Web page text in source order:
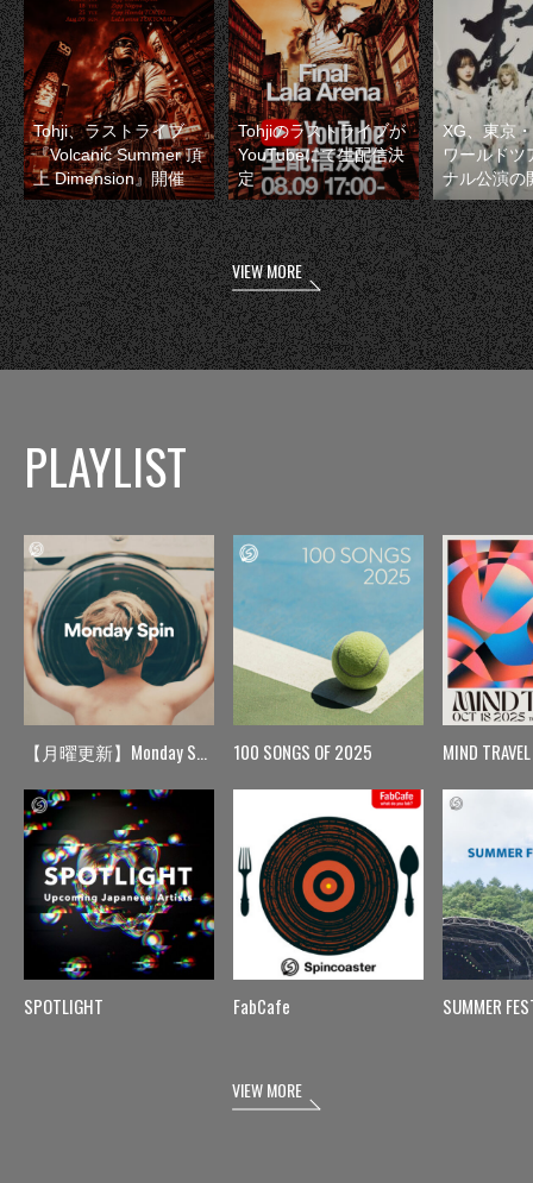
Tohji、ラストライブ
『Volcanic Summer 頂
上 Dimension』開催
Tohjiのラストライブが
YouTubeにて生配信決
定
XG、東京
ワールドツ
ナル公演の
VIEW MORE
PLAYLIST
【月曜更新】Monday Spin
SPOTLIGHT
100 SONGS OF 2025
FabCafe
MIND TRAVEL
SUMMER
VIEW MORE